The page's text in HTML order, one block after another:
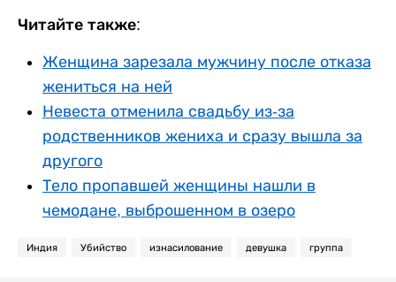
Читайте также:
Женщина зарезала мужчину после отказа
жениться на ней
Невеста отменила свадьбу из-за
родственников жениха и сразу вышла за
другого
Тело пропавшей женщины нашли в
чемодане, выброшенном в озеро
Индия Убийство изнасилование девушка группа